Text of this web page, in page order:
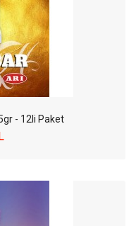
- 12li Paket